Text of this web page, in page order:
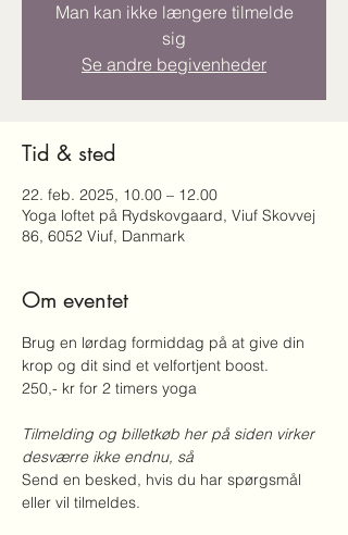
Man kan ikke længere tilmelde
sig
Se andre begivenheder
Tid & sted
22. feb. 2025, 10.00 – 12.00
Yoga loftet på Rydskovgaard, Viuf Skovvej
86, 6052 Viuf, Danmark
Om eventet
Brug en lørdag formiddag på at give din
krop og dit sind et velfortjent boost.
250,- kr for 2 timers yoga
Tilmelding og billetkøb her på siden virker
desværre ikke endnu, så
Send en besked, hvis du har spørgsmål
eller vil tilmeldes.